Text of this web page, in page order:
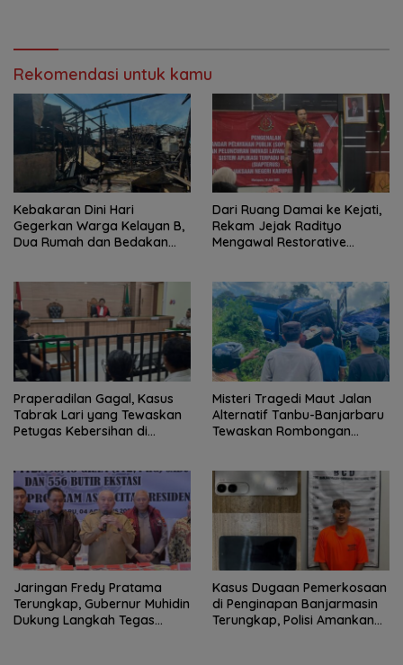
Rekomendasi untuk kamu
Kebakaran Dini Hari
Gegerkan Warga Kelayan B,
Dua Rumah dan Bedakan
Dari Ruang Damai ke Kejati,
Rekam Jejak Radityo
Mengawal Restorative
Praperadilan Gagal, Kasus
Tabrak Lari yang Tewaskan
Petugas Kebersihan di
Misteri Tragedi Maut Jalan
Alternatif Tanbu-Banjarbaru
Tewaskan Rombongan
Jaringan Fredy Pratama
Terungkap, Gubernur Muhidin
Dukung Langkah Tegas
Kasus Dugaan Pemerkosaan
di Penginapan Banjarmasin
Terungkap, Polisi Amankan